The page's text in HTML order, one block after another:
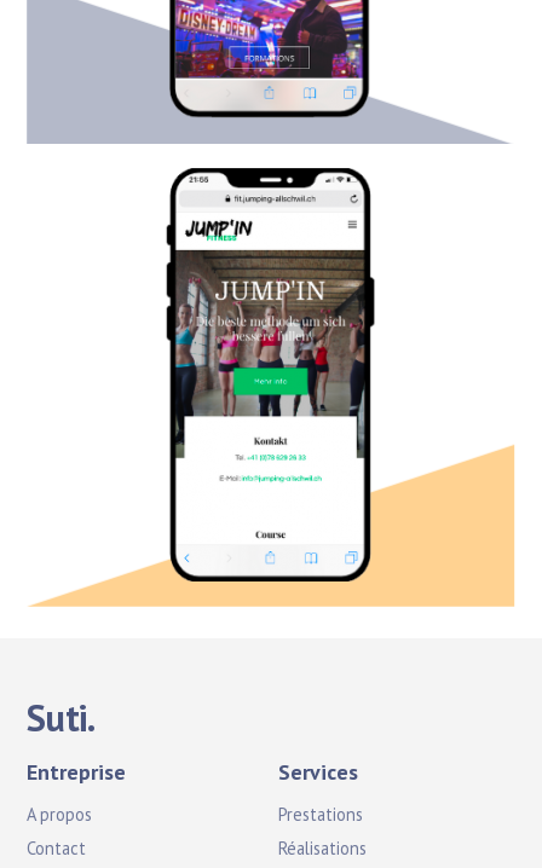
Suti.
Entreprise
A propos
Contact
Services
Prestations
Réalisations